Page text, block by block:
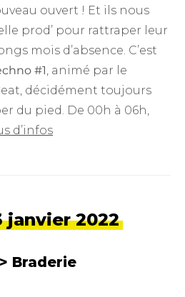
ouvert ! Et ils nous
prod’ pour rattraper leur
mois d’absence. C’est
#1, animé par le
décidément toujours
du pied. De 00h à 06h,
d’infos
janvier 2022
> Braderie